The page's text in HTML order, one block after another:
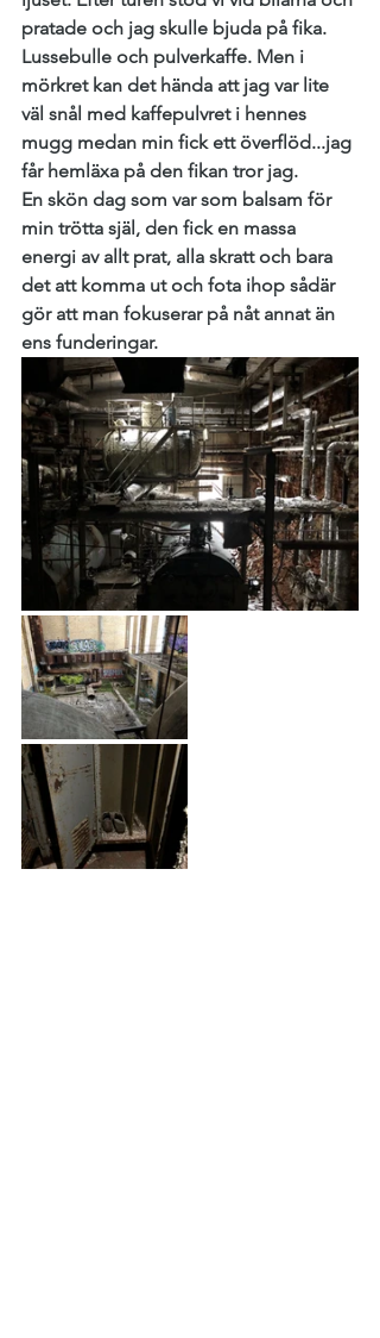
pratade och jag skulle bjuda på fika.
Lussebulle och pulverkaffe. Men i
mörkret kan det hända att jag var lite
väl snål med kaffepulvret i hennes
mugg medan min fick ett överflöd...jag
får hemläxa på den fikan tror jag.
En skön dag som var som balsam för
min trötta själ, den fick en massa
energi av allt prat, alla skratt och bara
det att komma ut och fota ihop sådär
gör att man fokuserar på nåt annat än
ens funderingar.